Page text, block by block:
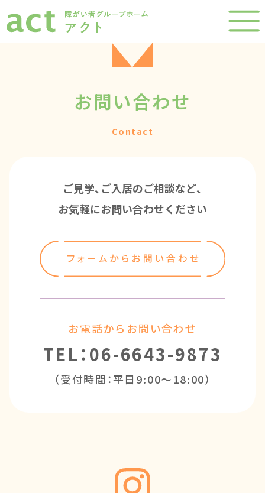
お問い合わせ
Contact
ご見学、ご入居のご相談など、
お気軽にお問い合わせください
お電話からお問い合わせ
TEL：06-6643-9873
（受付時間：平日9:00～18:00）